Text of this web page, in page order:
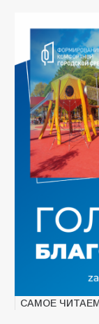
САМОЕ